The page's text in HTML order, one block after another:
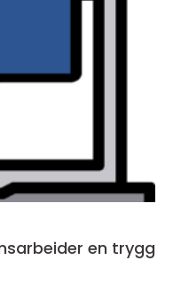
en trygg